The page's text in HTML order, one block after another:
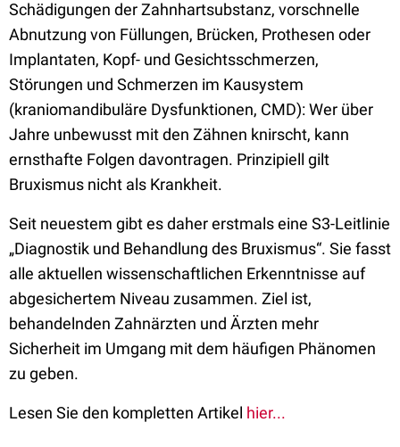
Schädigungen der Zahnhartsubstanz, vorschnelle
Abnutzung von Füllungen, Brücken, Prothesen oder
Implantaten, Kopf- und Gesichtsschmerzen,
Störungen und Schmerzen im Kausystem
(kraniomandibuläre Dysfunktionen, CMD): Wer über
Jahre unbewusst mit den Zähnen knirscht, kann
ernsthafte Folgen davontragen. Prinzipiell gilt
Bruxismus nicht als Krankheit.
Seit neuestem gibt es daher erstmals eine S3-Leitlinie
„Diagnostik und Behandlung des Bruxismus“. Sie fasst
alle aktuellen wissenschaftlichen Erkenntnisse auf
abgesichertem Niveau zusammen. Ziel ist,
behandelnden Zahnärzten und Ärzten mehr
Sicherheit im Umgang mit dem häufigen Phänomen
zu geben.
Lesen Sie den kompletten Artikel hier...